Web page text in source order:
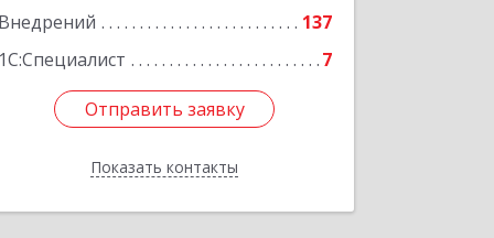
Внедрений
137
1С:Специалист
7
Отправить заявку
Показать контакты
Отправить заявку
Назад